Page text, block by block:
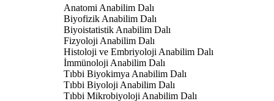
Anatomi Anabilim Dalı
Biyofizik Anabilim Dalı
Biyoistatistik Anabilim Dalı
Fizyoloji Anabilim Dalı
Histoloji ve Embriyoloji Anabilim Dalı
İmmünoloji Anabilim Dalı
Tıbbi Biyokimya Anabilim Dalı
Tıbbi Biyoloji Anabilim Dalı
Tıbbi Mikrobiyoloji Anabilim Dalı